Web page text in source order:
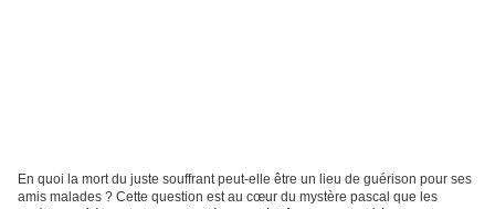
En quoi la mort du juste souffrant peut-elle être un lieu de guérison pour ses
amis malades ? Cette question est au cœur du mystère pascal que les